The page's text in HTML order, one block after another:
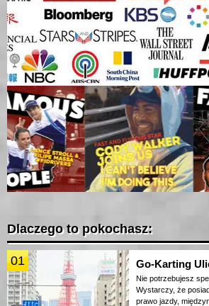
Dlaczego to pokochasz:
01 Go-Karting
Nie potrzebujesz
Wystarczy, że
prawo jazdy,